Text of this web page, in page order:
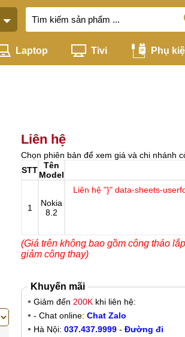
Laptop Tivi Phụ
Liên hệ
Chọn phiên bản để xem giá và chi nhánh
STT
Tên
Model
1
Nokia
8.2
Liên hệ "}" data-sheets-
(Giá trên không bao gồm công tháo
giảm công thay)
Khuyến mãi
Giảm đến 200K khi liên hệ:
- Chat online: Chat Zalo
Hà Nội: 037.437.9999 - Đường đi